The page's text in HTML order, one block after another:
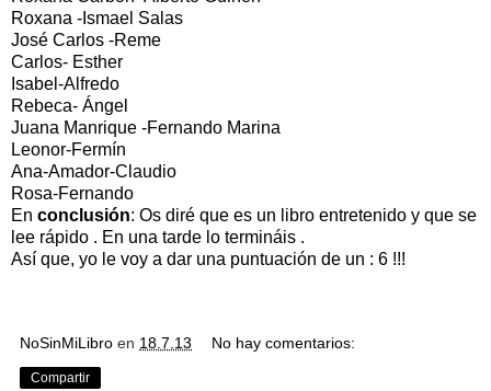
Roxana -Ismael Salas
José Carlos -Reme
Carlos- Esther
Isabel-Alfredo
Rebeca- Ángel
Juana Manrique -Fernando Marina
Leonor-Fermín
Ana-Amador-Claudio
Rosa-Fernando
En conclusión: Os diré que es un libro entretenido y que se
lee rápido . En una tarde lo termináis .
Así que, yo le voy a dar una puntuación de un : 6 !!!
NoSinMiLibro en 18.7.13 No hay comentarios:
Compartir